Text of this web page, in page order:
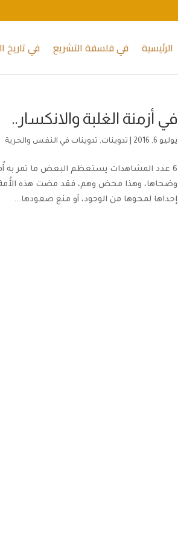
الرئيسية في فلسفة التشريع في تاريخ
في أزمنة الغلبة والانكسار..
يوليو 6, 2016 تدوينات, تدوينات في النفس والحرية
6 عدد المشاهدات يستعظم البعض ما تمر به
وضحاها، وهذا محض وهم، فقد مضت هذه الأُمة
إحداها لمحوها من الوجود، أو منع صعودها...